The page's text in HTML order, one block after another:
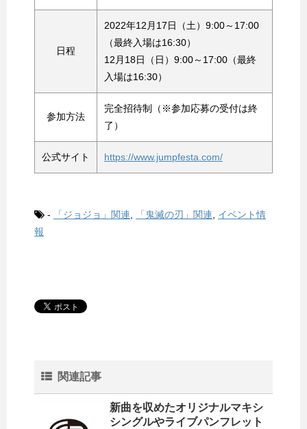
日程
2022年12月17日（土）9:00～17:00
（最終入場は16:30）
12月18日（日）9:00～17:00（最終
入場は16:30）
参加方法
完全招待制（※参加応募の受付は終
了）
公式サイト https://www.jumpfesta.com/
- 「ジョジョ」関連 「鬼滅の刃」関連
イベント情
報
関連記事
新曲を収めたオリジナルマキシ
シングルやライブパンフレット